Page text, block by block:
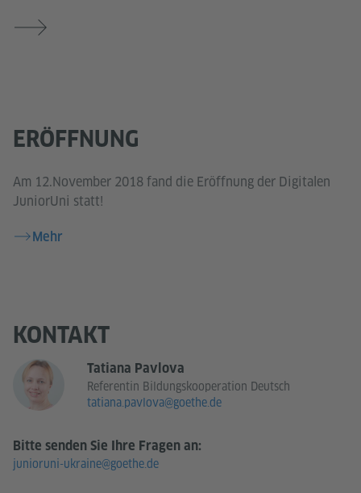
ERÖFFNUNG
Am 12.November 2018 fand die Eröffnung der Digitalen
JuniorUni statt!
Mehr
KONTAKT
Tatiana Pavlova
Referentin Bildungskooperation Deutsch
tatiana.pavlova@goethe.de
Bitte senden Sie Ihre Fragen an:
junioruni-ukraine@goethe.de